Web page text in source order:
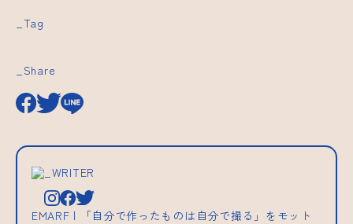
_Tag
_Share
_WRITER
EMARF | 「自分で作ったものは自分で撮る」をモット